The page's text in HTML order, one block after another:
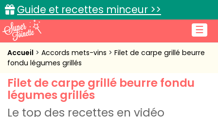
☰
Guide et recettes minceur >>
Accueil
Cuisine pratique
Accueil Accords mets-vins
Filet de carpe grillé beurre
fondu légumes grillés
Filet de carpe grillé beurre fondu
légumes grillés
Le top des recettes en vidéo